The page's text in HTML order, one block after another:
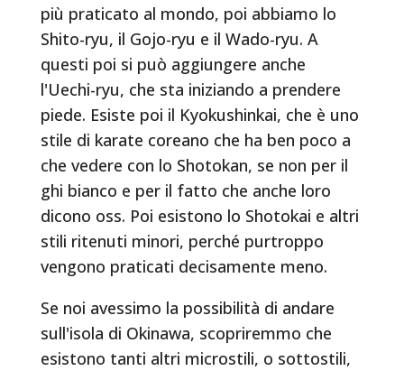
più praticato al mondo, poi abbiamo lo
Shito-ryu, il Gojo-ryu e il Wado-ryu. A
questi poi si può aggiungere anche
l'Uechi-ryu, che sta iniziando a prendere
piede. Esiste poi il Kyokushinkai, che è uno
stile di karate coreano che ha ben poco a
che vedere con lo Shotokan, se non per il
ghi bianco e per il fatto che anche loro
dicono oss. Poi esistono lo Shotokai e altri
stili ritenuti minori, perché purtroppo
vengono praticati decisamente meno.
Se noi avessimo la possibilità di andare
sull'isola di Okinawa, scopriremmo che
esistono tanti altri microstili, o sottostili,